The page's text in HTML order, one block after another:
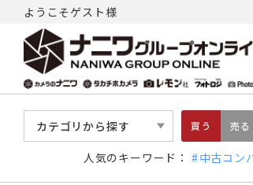
ようこそゲスト様
カテゴリから探す 買う 売る
人気のキーワード： 中古コン